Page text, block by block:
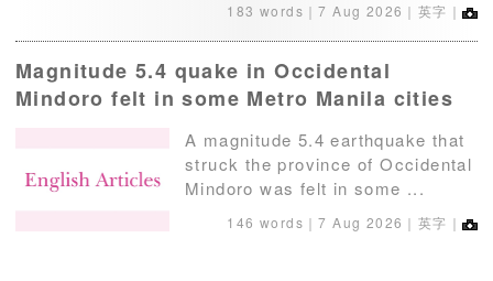
183 words｜7 Aug 2026 ｜英字｜
Magnitude 5.4 quake in Occidental
Mindoro felt in some Metro Manila cities
A magnitude 5.4 earthquake that
struck the province of Occidental
Mindoro was felt in some ...
146 words｜7 Aug 2026 ｜英字｜